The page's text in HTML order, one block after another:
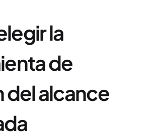
la
de
del alcance